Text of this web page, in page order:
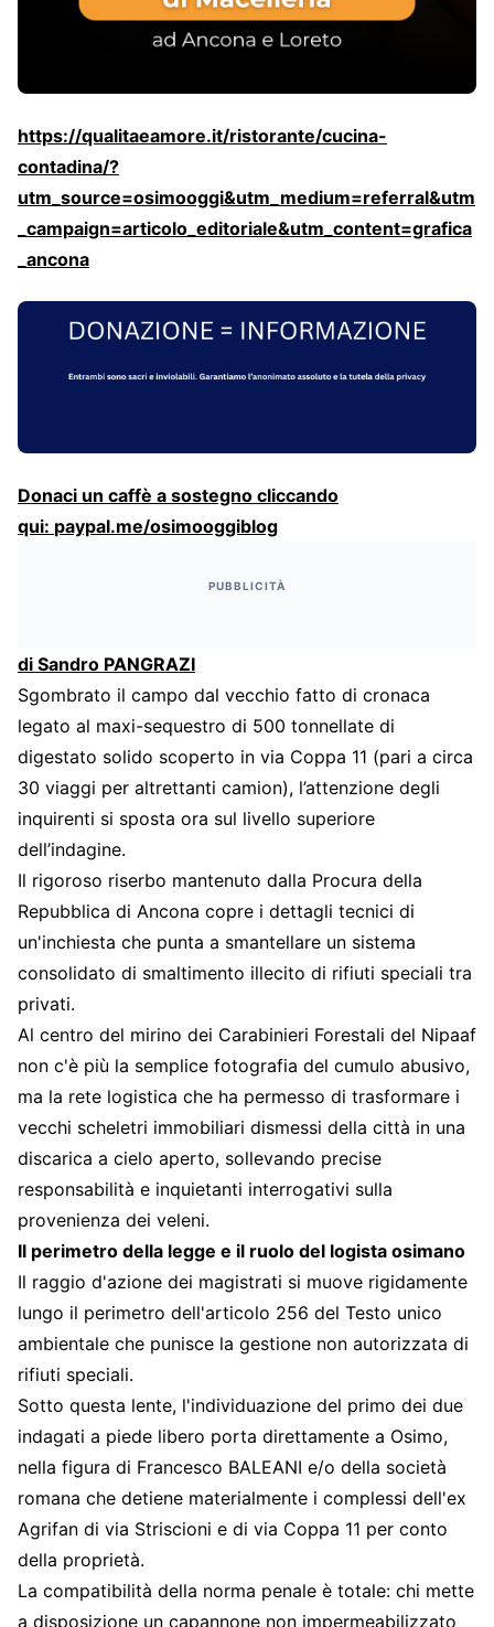
https://qualitaeamore.it/ristorante/cucina-
contadina/?
utm_source=osimooggi&utm_medium=referral&utm
_campaign=articolo_editoriale&utm_content=grafica
_ancona
Donaci un caffè a sostegno cliccando
qui: paypal.me/osimooggiblog
PUBBLICITÀ
di Sandro PANGRAZI
Sgombrato il campo dal vecchio fatto di cronaca
legato al maxi-sequestro di 500 tonnellate di
digestato solido scoperto in via Coppa 11 (pari a circa
30 viaggi per altrettanti camion), l’attenzione degli
inquirenti si sposta ora sul livello superiore
dell’indagine.
Il rigoroso riserbo mantenuto dalla Procura della
Repubblica di Ancona copre i dettagli tecnici di
un'inchiesta che punta a smantellare un sistema
consolidato di smaltimento illecito di rifiuti speciali tra
privati.
Al centro del mirino dei Carabinieri Forestali del Nipaaf
non c'è più la semplice fotografia del cumulo abusivo,
ma la rete logistica che ha permesso di trasformare i
vecchi scheletri immobiliari dismessi della città in una
discarica a cielo aperto, sollevando precise
responsabilità e inquietanti interrogativi sulla
provenienza dei veleni.
Il perimetro della legge e il ruolo del logista osimano
Il raggio d'azione dei magistrati si muove rigidamente
lungo il perimetro dell'articolo 256 del Testo unico
ambientale che punisce la gestione non autorizzata di
rifiuti speciali.
Sotto questa lente, l'individuazione del primo dei due
indagati a piede libero porta direttamente a Osimo,
nella figura di Francesco BALEANI e/o della società
romana che detiene materialmente i complessi dell'ex
Agrifan di via Striscioni e di via Coppa 11 per conto
della proprietà.
La compatibilità della norma penale è totale: chi mette
a disposizione un capannone non impermeabilizzato